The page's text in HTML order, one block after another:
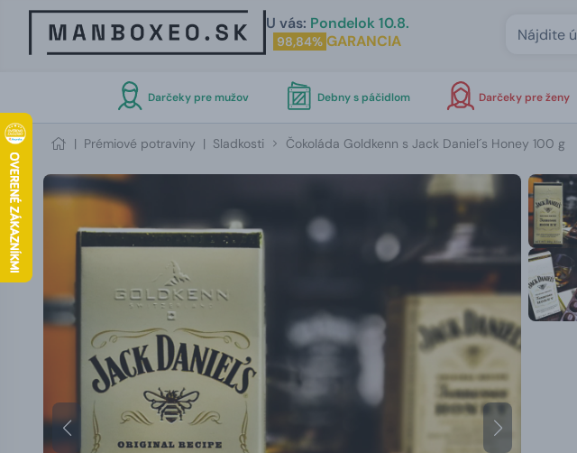
U vás: Pondelok 10.8.
98,84% GARANCIA
Darčeky pre mužov Debny s páčidlom Darčeky pre ženy
| Prémiové potraviny | Sladkosti Čokoláda Goldkenn s Jack Daniel´s Honey 100 g